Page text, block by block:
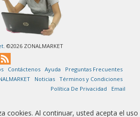
. ©2026 ZONALMARKET
Contáctenos Ayuda
Preguntas Frecuentes
Noticias Términos y Condiciones
Política De Privacidad
Email
cookies. Al continuar, usted acepta el uso